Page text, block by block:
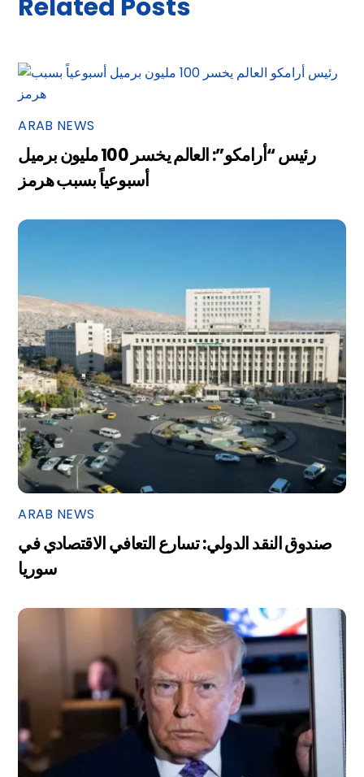
Related Posts
ARAB NEWS
رئيس “أرامكو”: العالم يخسر 100 مليون برميل
أسبوعياً بسبب هرمز
ARAB NEWS
صندوق النقد الدولي: تسارع التعافي الاقتصادي في
سوريا